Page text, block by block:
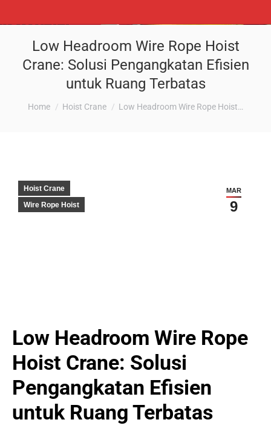
Low Headroom Wire Rope Hoist
Crane: Solusi Pengangkatan Efisien
untuk Ruang Terbatas
Home Hoist Crane Low Headroom Wire Rope Hoist…
MAR
9
Hoist Crane
Wire Rope Hoist
Low Headroom Wire Rope
Hoist Crane: Solusi
Pengangkatan Efisien
untuk Ruang Terbatas